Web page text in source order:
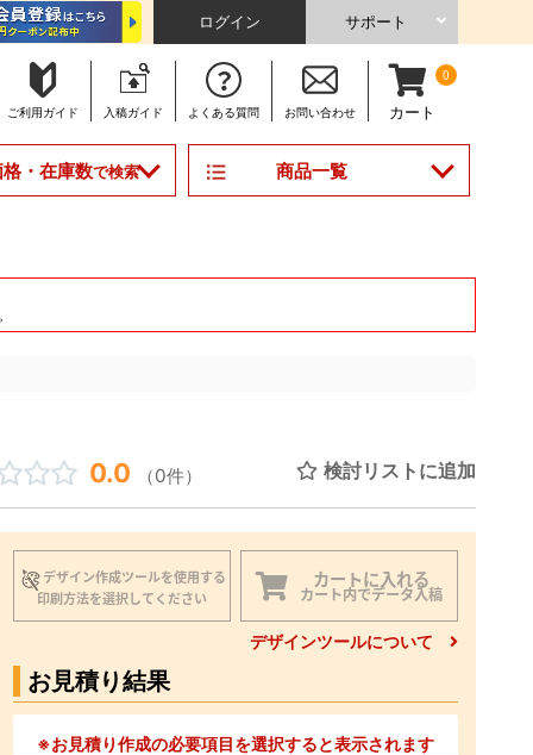
ログイン サポート
ご利用ガイド 入稿ガイド よくある質問 お問い合わせ
0
カート
・在庫数で検索 商品一覧
0.0 （0件） 検討リストに追加
デザイン作成ツールを使用する
印刷方法を選択してください
カートに入れる
カート内でデータ入稿
デザインツールについて
お見積り結果
※お見積り作成の必要項目を選択すると表示されます